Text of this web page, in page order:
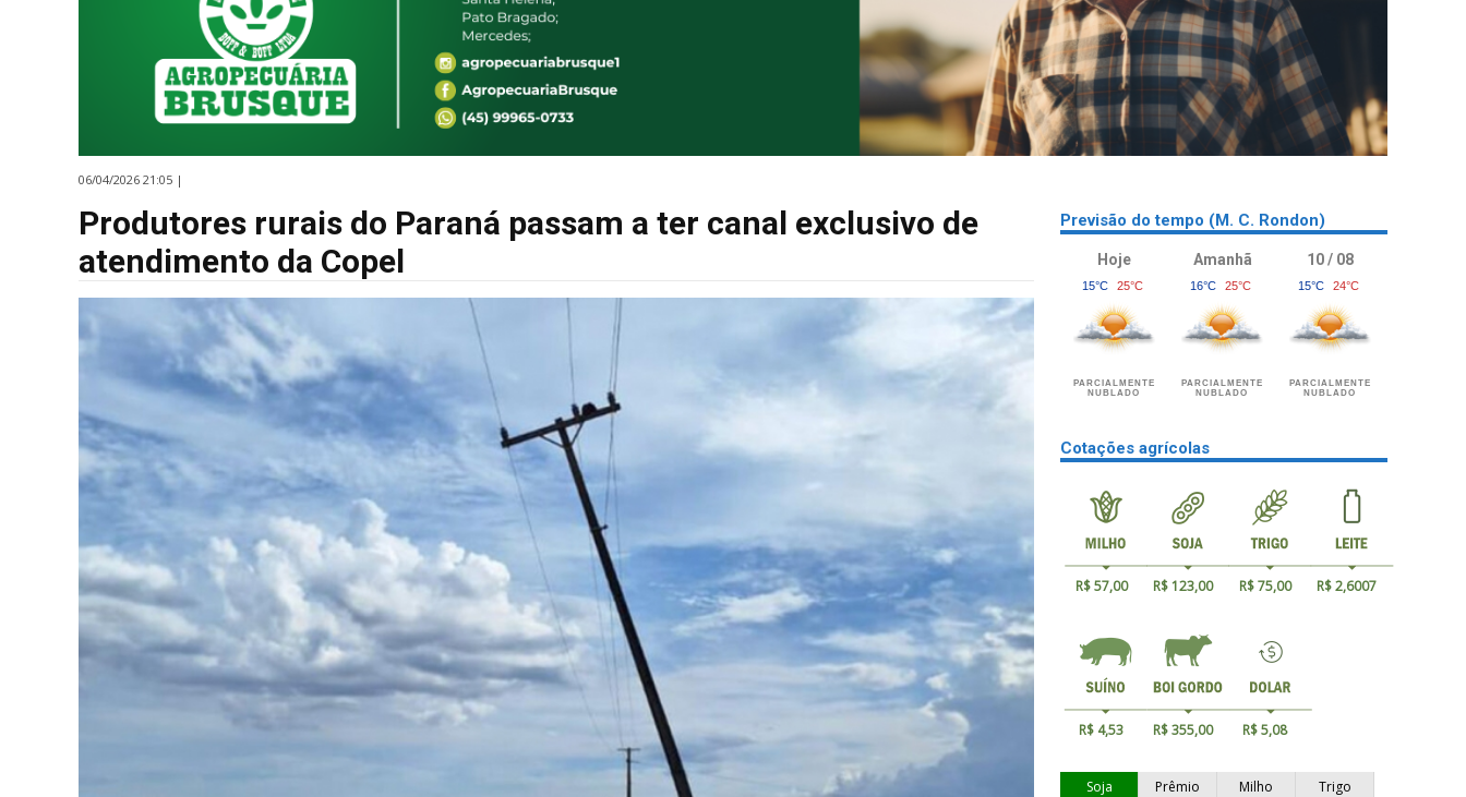
06/04/2026 21:05 |
Produtores rurais do Paraná passam a ter canal exclusivo de
atendimento da Copel
Previsão do tempo (M. C. Rondon)
Hoje
15°C 25°C
PARCIALMENTE
NUBLADO
Amanhã
16°C 25°C
PARCIALMENTE
NUBLADO
10 / 08
15°C 24°C
PARCIALMENTE
NUBLADO
Cotações agrícolas
R$ 57,00 R$ 123,00 R$ 75,00 R$ 2,6007
R$ 4,53 R$ 355,00 R$ 5,08
Soja Prêmio Milho
Trigo